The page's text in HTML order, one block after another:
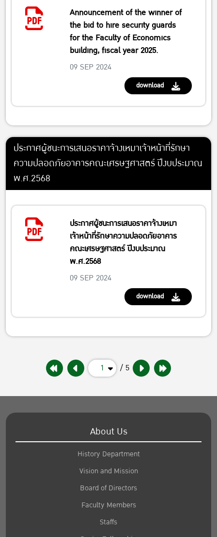
Announcement of the winner of
the bid to hire security guards
for the Faculty of Economics
building, fiscal year 2025.
09 SEP 2024
download
ประกาศผู้ชนะการเสนอราคาจ้างเหมาเจ้าหน้าที่รักษา
ความปลอดภัยอาคารคณะเศรษฐศาสตร์ ปีงบประมาณ
พ.ศ.2568
ประกาศผู้ชนะการเสนอราคาจ้างเหมา
เจ้าหน้าที่รักษาความปลอดภัยอาคาร
คณะเศรษฐศาสตร์ ปีงบประมาณ
พ.ศ.2568
09 SEP 2024
download
1 / 5
About Us
History Department
Vision and Mission
Board of Directors
Faculty Members
Staffs